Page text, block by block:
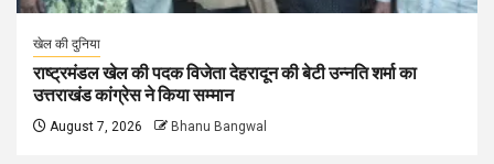
खेल की दुनिया
राष्ट्रमंडल खेल की पदक विजेता देहरादून की बेटी उन्नति शर्मा का
उत्तराखंड कांग्रेस ने किया सम्मान
August 7, 2026 Bhanu Bangwal